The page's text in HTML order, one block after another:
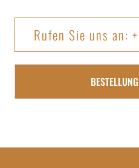
Rufen Sie uns an: